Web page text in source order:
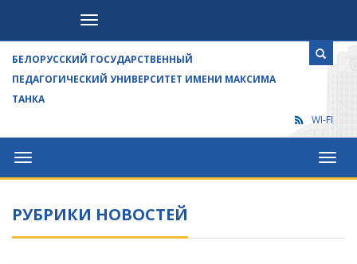
Посетителям
БЕЛОРУССКИЙ ГОСУДАРСТВЕННЫЙ
ПЕДАГОГИЧЕСКИЙ УНИВЕРСИТЕТ ИМЕНИ МАКСИМА
ТАНКА
WI-FI
Университет
РУБРИКИ НОВОСТЕЙ